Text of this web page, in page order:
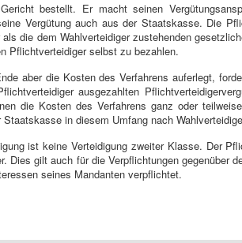
bestellt. Er macht seinen
Vergütung auch aus der Staatskasse. Die
die dem Wahlverteidiger zustehenden
Pflichtverteidiger selbst zu bezahlen.
aber die Kosten des Verfahrens auferlegt,
ausgezahlten
die Kosten des Verfahrens ganz oder
in diesem Umfang nach
ist keine Verteidigung zweiter Klasse. Der
Dies gilt auch für die Verpflichtungen gegenüber
seines Mandanten verpflichtet.